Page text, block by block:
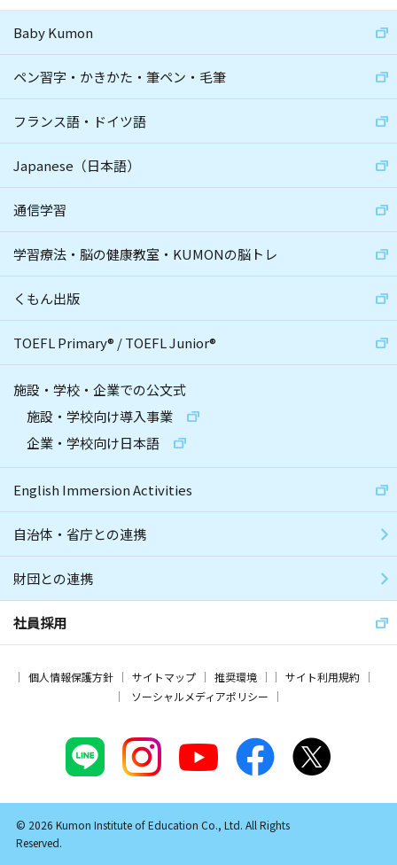
Baby Kumon
ペン習字・かきかた・筆ペン・毛筆
フランス語・ドイツ語
Japanese（日本語）
通信学習
学習療法・脳の健康教室・KUMONの脳トレ
くもん出版
TOEFL Primary® /TOEFL Junior®
施設・学校・企業での公文式
施設・学校向け導入事業
企業・学校向け日本語
English Immersion Activities
自治体・省庁との連携
財団との連携
社員採用
個人情報保護方針 サイトマップ 推奨環境
サイト利用規約
ソーシャルメディアポリシー
© 2026 Kumon Institute of Education Co., Ltd. All Rights
Reserved.